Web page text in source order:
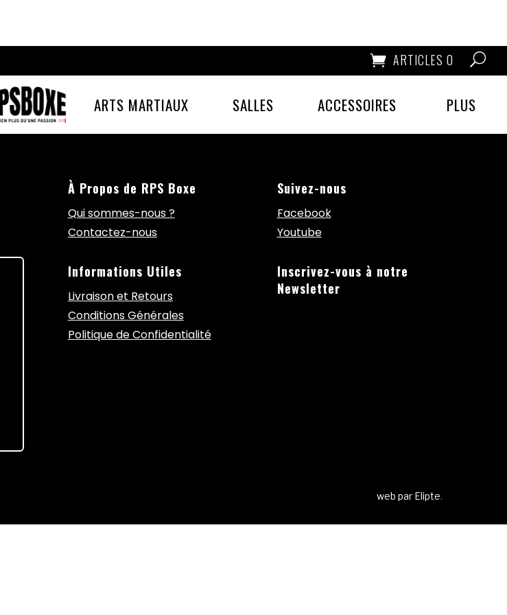
ARTICLES 0
ARTS MARTIAUX SALLES ACCESSOIRES PLUS
À Propos de RPS Boxe
Qui sommes-nous ?
Contactez-nous
Informations Utiles
Livraison et Retours
Conditions Générales
Politique de Confidentialité
Suivez-nous
Facebook
Youtube
Inscrivez-vous à notre
Newsletter
web par Elipte.